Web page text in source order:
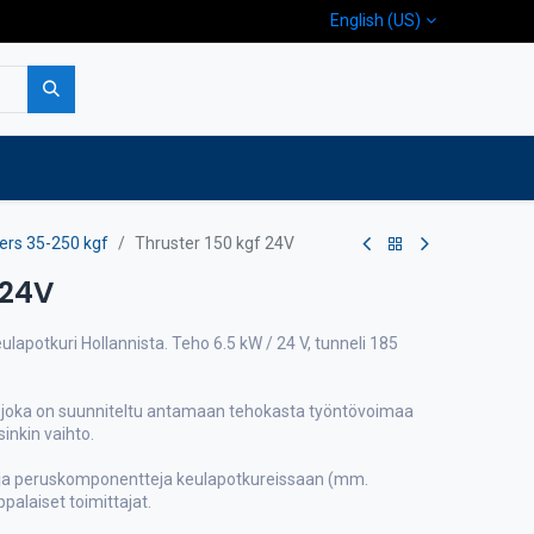
English (US)
35-250 kgf Thruster 150 kgf 24V
Hollannista. Teho 6.5 kW / 24 V, tunneli 185
on suunniteltu antamaan tehokasta työntövoimaa
vaihto.
peruskomponentteja keulapotkureissaan (mm.
toimittajat.